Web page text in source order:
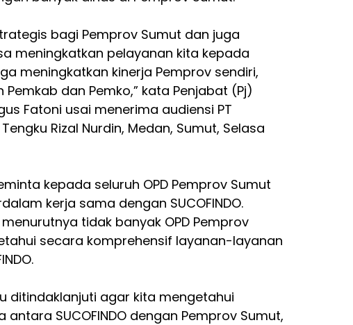
bagi Pemprov Sumut dan juga
meningkatkan pelayanan kita kepada
meningkatkan kinerja Pemprov sendiri,
dan Pemko,” kata Penjabat (Pj)
Fatoni usai menerima audiensi PT
Tengku Rizal Nurdin, Medan, Sumut, Selasa
kepada seluruh OPD Pemprov Sumut
kerja sama dengan SUCOFINDO.
tidak banyak OPD Pemprov
secara komprehensif layanan-layanan
ditindaklanjuti agar kita mengetahui
SUCOFINDO dengan Pemprov Sumut,